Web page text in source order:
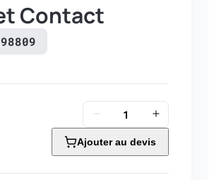
Contact
Ajouter au devis